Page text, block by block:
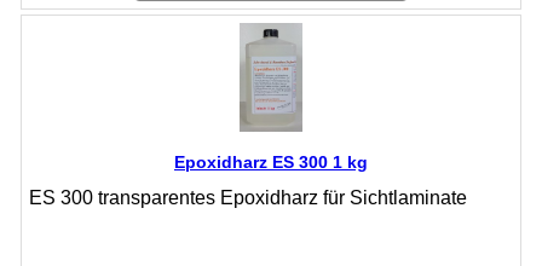
Epoxidharz ES 300 1 kg
ES 300 transparentes Epoxidharz für Sichtlaminate